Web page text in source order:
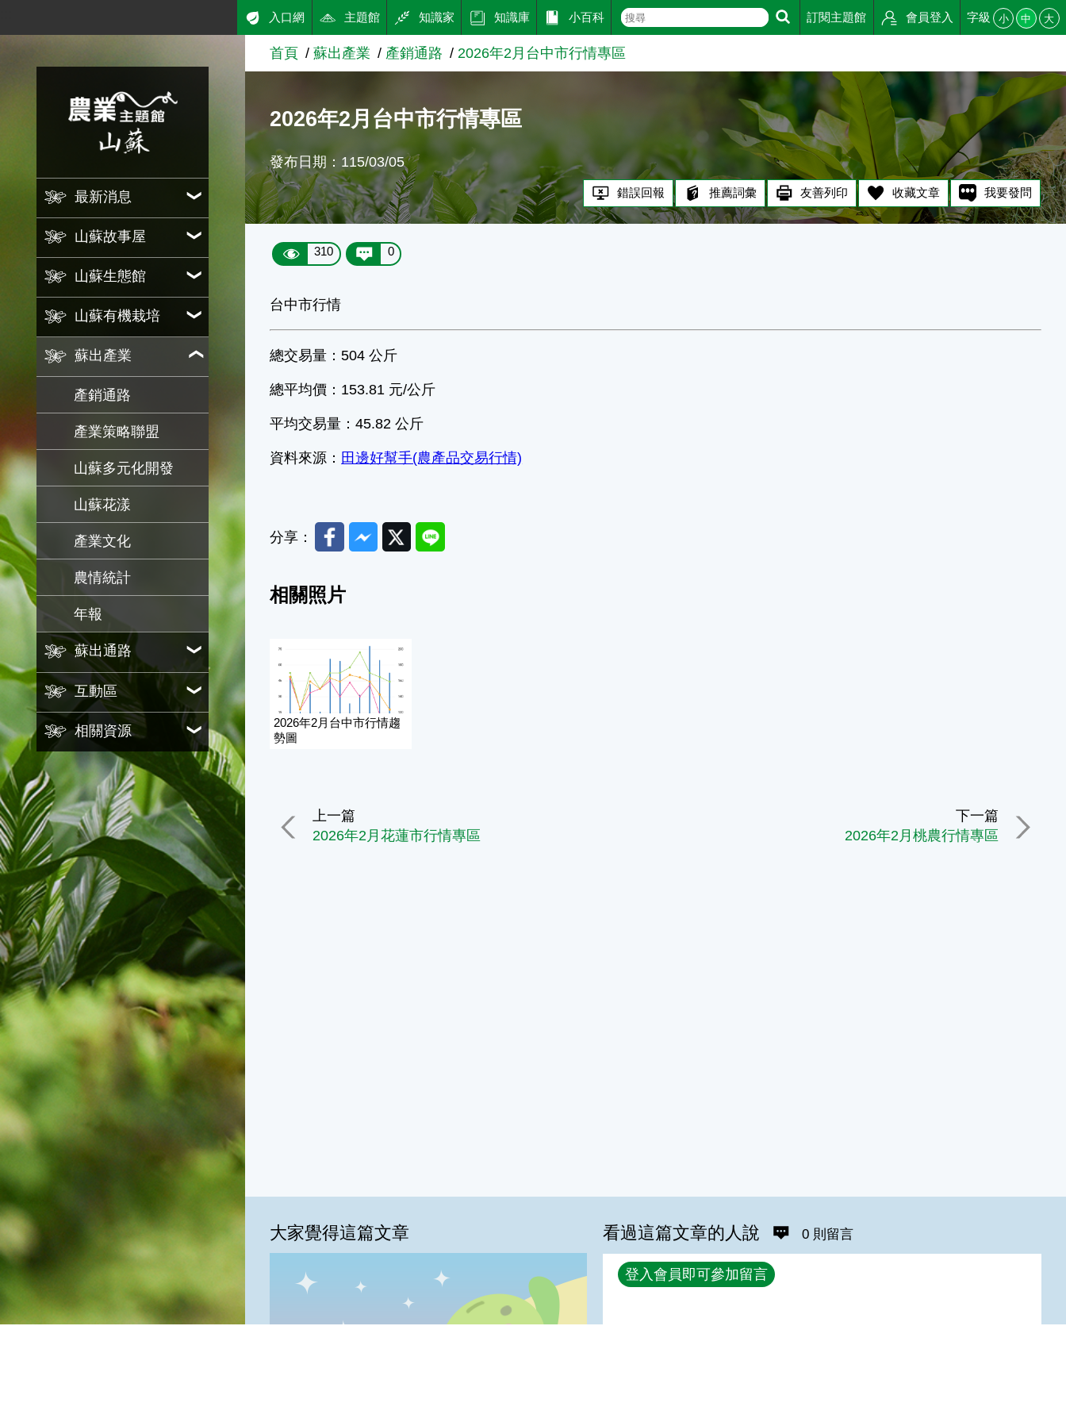
農業知識入口網
最新消息
山蘇故事屋
山蘇生態館
山蘇有機栽培
蘇出產業
產銷通路
產業策略聯盟
山蘇多元化開發
山蘇花漾
產業文化
農情統計
年報
蘇出通路
互動區
相關資源
入口網 主題館 知識家 知識庫 小百科 訂閱主題館 會員登入 字級 小 中 大
首頁 蘇出產業 產銷通路 2026年2月台中市行情專區
2026年2月台中市行情專區
發布日期：115/03/05
錯誤回報 推薦詞彙 友善列印 收藏文章 我要發問
310 0
台中市行情
總交易量：504 公斤
總平均價：153.81 元/公斤
平均交易量：45.82 公斤
資料來源： 田邊好幫手(農產品交易行情)
分享： FacebookMessenger
TwitterLine
相關照片
2026年2月台中市行情趨
勢圖
上一篇
2026年2月花蓮市行情專區
下一篇
2026年2月桃農行情專區
大家覺得這篇文章 看過這篇文章的人說 0 則留言
回覆
登入會員即可參加留言